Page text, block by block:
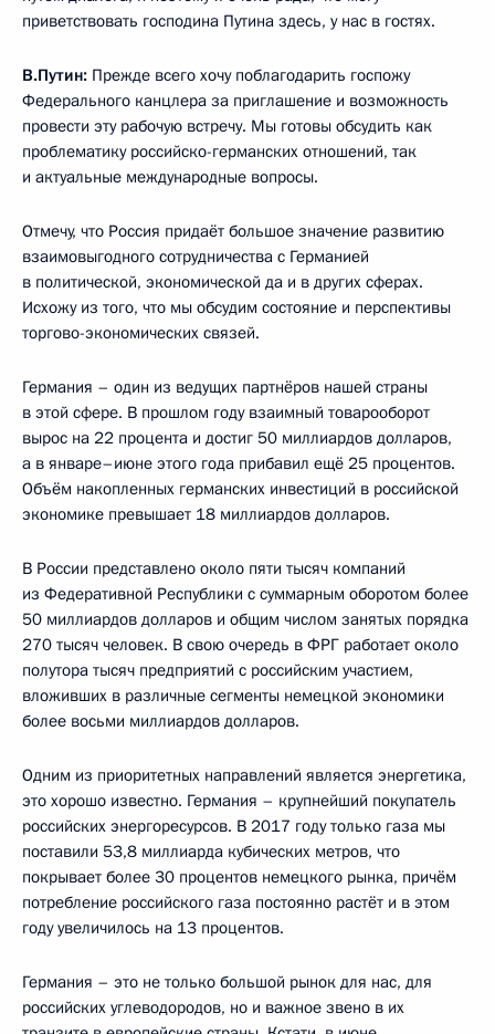
приветствовать господина Путина здесь, у нас в гостях.
В.Путин: Прежде всего хочу поблагодарить госпожу
Федерального канцлера за приглашение и возможность
провести эту рабочую встречу. Мы готовы обсудить как
проблематику российско-германских отношений, так
и актуальные международные вопросы.
Отмечу, что Россия придаёт большое значение развитию
взаимовыгодного сотрудничества с Германией
в политической, экономической да и в других сферах.
Исхожу из того, что мы обсудим состояние и перспективы
торгово-экономических связей.
Германия – один из ведущих партнёров нашей страны
в этой сфере. В прошлом году взаимный товарооборот
вырос на 22 процента и достиг 50 миллиардов долларов,
а в январе–июне этого года прибавил ещё 25 процентов.
Объём накопленных германских инвестиций в российской
экономике превышает 18 миллиардов долларов.
В России представлено около пяти тысяч компаний
из Федеративной Республики с суммарным оборотом более
50 миллиардов долларов и общим числом занятых порядка
270 тысяч человек. В свою очередь в ФРГ работает около
полутора тысяч предприятий с российским участием,
вложивших в различные сегменты немецкой экономики
более восьми миллиардов долларов.
Одним из приоритетных направлений является энергетика,
это хорошо известно. Германия – крупнейший покупатель
российских энергоресурсов. В 2017 году только газа мы
поставили 53,8 миллиарда кубических метров, что
покрывает более 30 процентов немецкого рынка, причём
потребление российского газа постоянно растёт и в этом
году увеличилось на 13 процентов.
Германия – это не только большой рынок для нас, для
российских углеводородов, но и важное звено в их